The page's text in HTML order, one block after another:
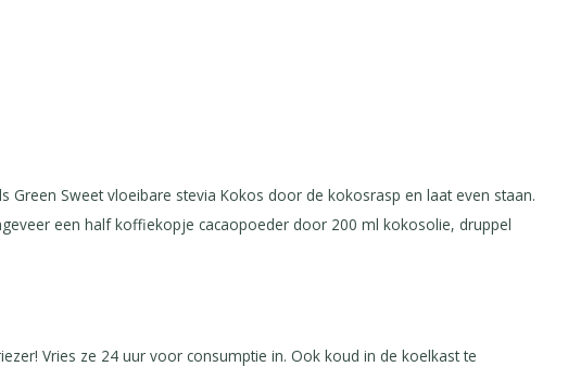
Sweet vloeibare stevia Kokos door de kokosrasp en laat even staan.
een half koffiekopje cacaopoeder door 200 ml kokosolie, druppel
Vries ze 24 uur voor consumptie in. Ook koud in de koelkast te